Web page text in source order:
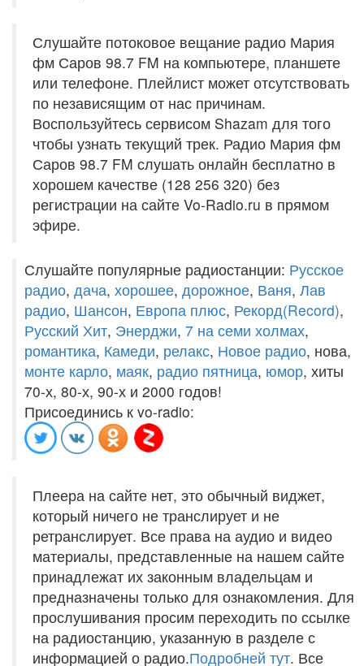
Слушайте потоковое вещание радио Мария
фм Саров 98.7 FM на компьютере, планшете
или телефоне. Плейлист может отсутствовать
по независящим от нас причинам.
Воспользуйтесь сервисом Shazam для того
чтобы узнать текущий трек. Радио Мария фм
Саров 98.7 FM слушать онлайн бесплатно в
хорошем качестве (128 256 320) без
регистрации на сайте Vo-Radio.ru в прямом
эфире.
Слушайте популярные радиостанции: Русское
радио, дача, хорошее, дорожное, Ваня, Лав
радио, Шансон, Европа плюс, Рекорд(Record),
Русский Хит, Энерджи, 7 на семи холмах,
романтика, Камеди, релакс, Новое радио, нова,
монте карло, маяк, радио пятница, юмор, хиты
70-х, 80-х, 90-х и 2000 годов!
Присоединись к vo-radio:
Плеера на сайте нет, это обычный виджет,
который ничего не транслирует и не
ретранслирует. Все права на аудио и видео
материалы, представленные на нашем сайте
принадлежат их законным владельцам и
предназначены только для ознакомления. Для
прослушивания просим переходить по ссылке
на радиостанцию, указанную в разделе с
информацией о радио.Подробней тут. Все